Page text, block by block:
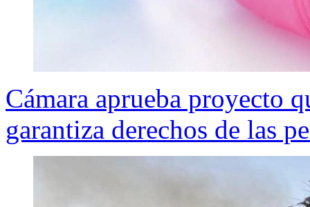
Cámara aprueba proyecto
garantiza derechos de las